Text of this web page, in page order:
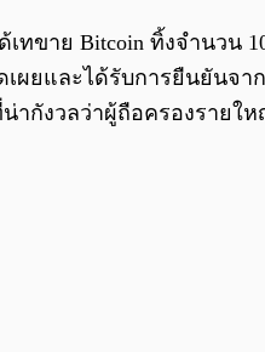
เทขาย Bitcoin ทิ้งจำนว
ดเผยและได้รับการยืนยัน
ากังวลว่าผู้ถือครองรายใ